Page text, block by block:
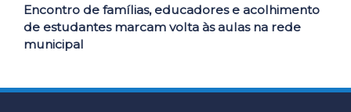
Encontro de famílias, educadores e acolhimento
de estudantes marcam volta às aulas na rede
municipal